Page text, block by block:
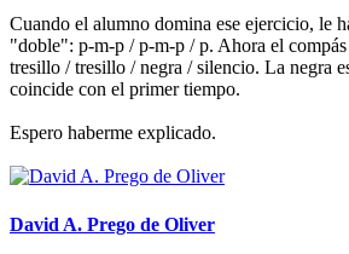
Cuando el alumno domina ese ejercicio, le
"doble": p-m-p / p-m-p / p. Ahora el compás
tresillo / tresillo / negra / silencio. La negra
coincide con el primer tiempo.
Espero haberme explicado.
David A. Prego de Oliver